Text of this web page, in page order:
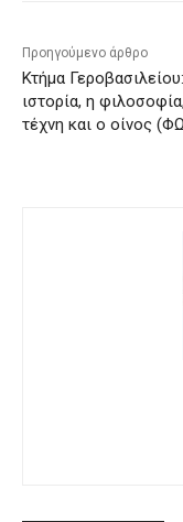
Προηγούμενο άρθρο
Κτήμα
ιστορία, η
τέχνη και ο οίνος